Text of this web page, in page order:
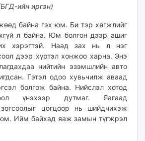
ийн иргэн)
байна гэх юм. Би тэр хөгжлийг
л байна. Юм болгон дээр ашиг
хэрэгтэй. Наад зах нь л нэг
дээр хүртэл хонжоо харна. Энэ
нийтийн эзэмшлийн авто
Гэтэл одоо хувьчилж аваад
болгож байна. Нийслэл хотод
үнэхээр дутмаг. Яагаад
цогцоор нь шийдчихэж
юм. Ийм байхад яаж замын түгжрэл